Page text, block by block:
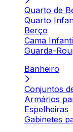
Quarto de
Quarto
Berço
Cama
Guarda-
Banheiro
Conjuntos
Armários
Espelheiras
Gabinetes